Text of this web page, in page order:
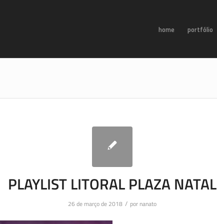
home portfólio
PLAYLIST LITORAL PLAZA NATAL
26 de março de 2018 / por nanato